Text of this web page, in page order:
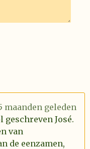
maanden geleden
José.
van
de eenzamen,